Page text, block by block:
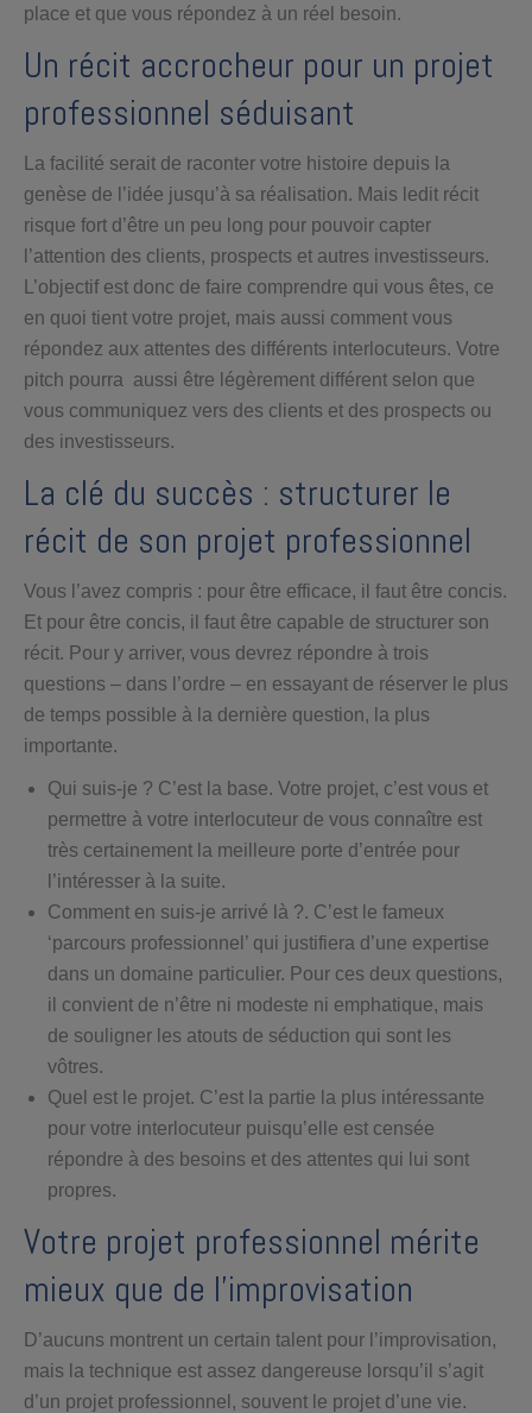
place et que vous répondez à un réel besoin.
Un récit accrocheur pour un projet
professionnel séduisant
La facilité serait de raconter votre histoire depuis la
genèse de l’idée jusqu’à sa réalisation. Mais ledit récit
risque fort d’être un peu long pour pouvoir capter
l’attention des clients, prospects et autres investisseurs.
L’objectif est donc de faire comprendre qui vous êtes, ce
en quoi tient votre projet, mais aussi comment vous
répondez aux attentes des différents interlocuteurs. Votre
pitch pourra aussi être légèrement différent selon que
vous communiquez vers des clients et des prospects ou
des investisseurs.
La clé du succès : structurer le
récit de son projet professionnel
Vous l’avez compris : pour être efficace, il faut être concis.
Et pour être concis, il faut être capable de structurer son
récit. Pour y arriver, vous devrez répondre à trois
questions – dans l’ordre – en essayant de réserver le plus
de temps possible à la dernière question, la plus
importante.
Qui suis-je ? C’est la base. Votre projet, c’est vous et
permettre à votre interlocuteur de vous connaître est
très certainement la meilleure porte d’entrée pour
l’intéresser à la suite.
Comment en suis-je arrivé là ?. C’est le fameux
‘parcours professionnel’ qui justifiera d’une expertise
dans un domaine particulier. Pour ces deux questions,
il convient de n’être ni modeste ni emphatique, mais
de souligner les atouts de séduction qui sont les
vôtres.
Quel est le projet. C’est la partie la plus intéressante
pour votre interlocuteur puisqu’elle est censée
répondre à des besoins et des attentes qui lui sont
propres.
Votre projet professionnel mérite
mieux que de l’improvisation
D’aucuns montrent un certain talent pour l’improvisation,
mais la technique est assez dangereuse lorsqu’il s’agit
d’un projet professionnel, souvent le projet d’une vie.